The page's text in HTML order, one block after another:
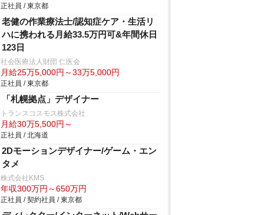
正社員 / 東京都
老健の作業療法士/認知症ケア・生活リ
ハに携われる月給33.5万円可&年間休日
123日
社会医療法人財団 仁医会
月給25万5,000円～33万5,000円
正社員 / 東京都
「札幌拠点」デザイナー
トランスコスモス株式会社
月給30万5,500円～
正社員 / 北海道
2Dモーションデザイナー/ゲーム・エン
タメ
株式会社KMS
年収300万円～650万円
正社員 / 契約社員 / 東京都